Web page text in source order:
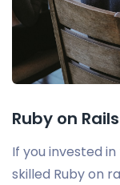
Ruby on
If you invested
skilled Ruby on